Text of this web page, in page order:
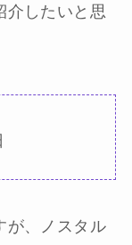
介したいと思
が、ノスタル